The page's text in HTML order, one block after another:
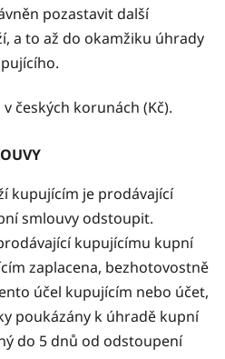
pozastavit další
a to až do okamžiku úhrady
českých korunách (Kč).
kupujícím je prodávající
smlouvy odstoupit.
kupujícímu kupní
zaplacena, bezhotovostně
účel kupujícím nebo účet,
poukázány k úhradě kupní
do 5 dnů od odstoupení